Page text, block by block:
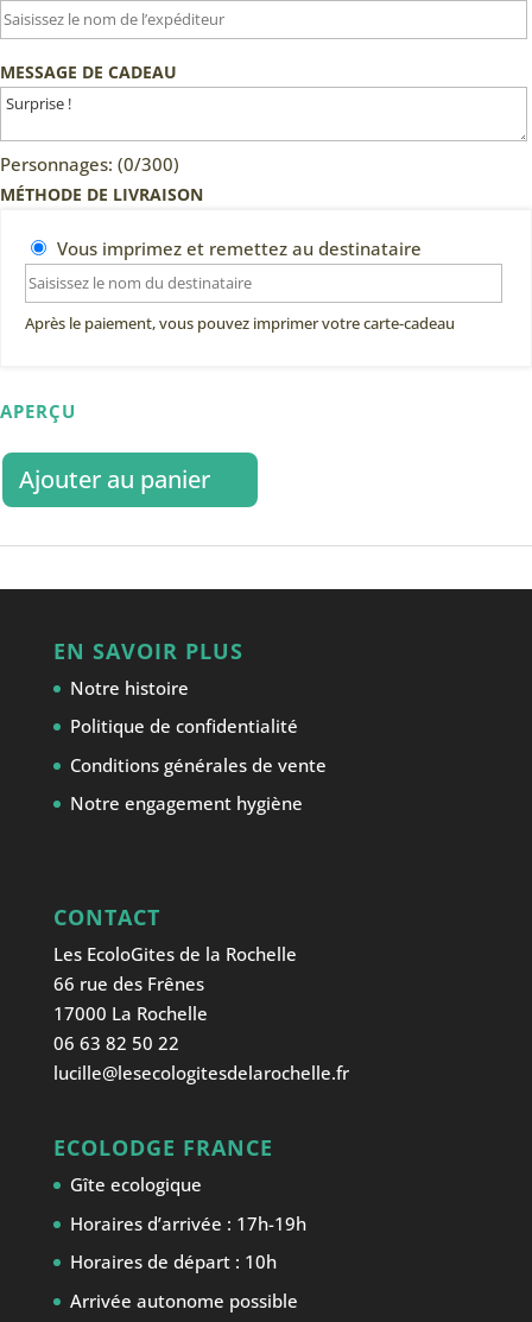
MESSAGE DE CADEAU
Personnages: (0/300)
MÉTHODE DE LIVRAISON
Vous imprimez et remettez au destinataire
Après le paiement, vous pouvez imprimer votre carte-cadeau
APERÇU
Ajouter au panier
EN SAVOIR PLUS
Notre histoire
Politique de confidentialité
Conditions générales de vente
Notre engagement hygiène
CONTACT
Les EcoloGites de la Rochelle
66 rue des Frênes
17000 La Rochelle
06 63 82 50 22
lucille@lesecologitesdelarochelle.fr
ECOLODGE FRANCE
Gîte ecologique
Horaires d’arrivée : 17h-19h
Horaires de départ : 10h
Arrivée autonome possible